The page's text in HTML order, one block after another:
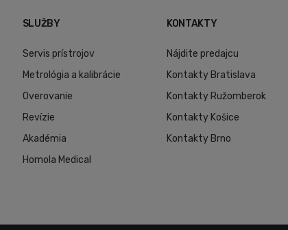
SLUŽBY
Servis prístrojov
Metrológia a kalibrácie
Overovanie
Revízie
Akadémia
Homola Medical
KONTAKTY
Nájdite predajcu
Kontakty Bratislava
Kontakty Ružomberok
Kontakty Košice
Kontakty Brno